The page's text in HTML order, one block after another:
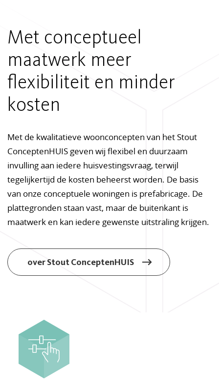
Met conceptueel
maatwerk meer
flexibiliteit en minder
kosten
Met de kwalitatieve woonconcepten van het Stout
ConceptenHUIS geven wij flexibel en duurzaam
invulling aan iedere huisvestingsvraag, terwijl
tegelijkertijd de kosten beheerst worden. De basis
van onze conceptuele woningen is prefabricage. De
plattegronden staan vast, maar de buitenkant is
maatwerk en kan iedere gewenste uitstraling krijgen.
over Stout ConceptenHUIS